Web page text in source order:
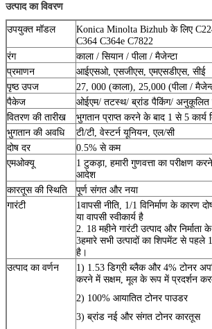
उत्पाद का विवरण
उपयुक्त मॉडल
Konica Minolta Bizhub के लिए
C364 C364e C7822
रंग
काला / सियान / पीला / मैजेन्टा
प्रमाणन
आईएसओ, एसजीएस, एमएसडीएस, सीई
पृष्ठ उपज
27, 000 (काला), 25,000 (पीला /
पैकेज
ओईएम/ तटस्थ/ ब्रांड पैकिंग/ अनुकूलित
वितरण की तारीख
भुगतान प्राप्त करने के बाद 1 से 5 कार्य
भुगतान की अवधि
टी/टी, वेस्टर्न यूनियन, एल/सी
दोष दर
0.5% से कम
एमओक्यू
1 टुकड़ा, हमारी गुणवत्ता का परीक्षण
आदेश
कारतूस की स्थिति
पूर्ण संगत और नया
गारंटी
1वापसी नीति, 1/1 विनिर्माण के कारण
या वापसी स्वीकार्य है
2. 18 महीने गारंटी उत्पाद और निर्माता
3हमारे सभी उत्पादों का शिपमेंट से पहले
है।
उत्पाद का वर्णन
1) 1.53 डिग्री ब्लैक और 4% टोनर
करने में सक्षम, मूल के रूप में प्रदर्शन
2) 100% आयातित टोनर पाउडर
3) ब्रांड नई और संगत टोनर कारतूस